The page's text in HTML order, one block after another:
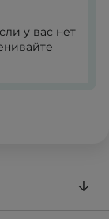
у вас нет